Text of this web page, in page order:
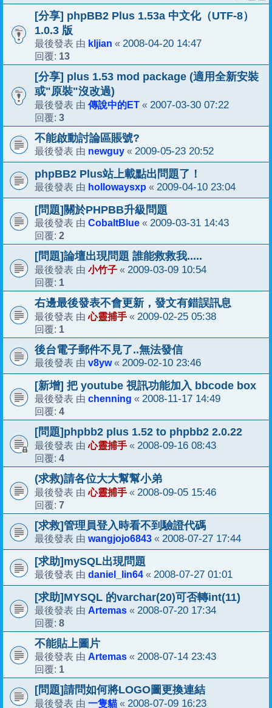
[分享] phpBB2 Plus 1.53a 中文化（UTF-8）
1.0.3 版
最後發表 由 kljian « 2008-04-20 14:47
回覆: 13
[分享] plus 1.53 mod package (適用全新安裝
或"原裝"沒改過)
最後發表 由 傳說中的ET « 2007-03-30 07:22
回覆: 3
不能啟動討論區賬號?
最後發表 由 newguy « 2009-05-23 20:52
phpBB2 Plus站上載點出問題了！
最後發表 由 hollowaysxp « 2009-04-10 23:04
[問題]關於PHPBB升級問題
最後發表 由 CobaltBlue « 2009-03-31 14:43
回覆: 2
[問題]論壇出現問題 誰能救救我.....
最後發表 由 小竹子 « 2009-03-09 10:54
回覆: 1
右邊最後發表不會更新，發文有錯誤訊息
最後發表 由心靈捕手 « 2009-02-25 05:38
回覆: 1
後台電子郵件不見了..無法發信
最後發表 由 v8yw« 2009-02-10 23:46
[新增] 把 youtube 視訊功能加入 bbcode box
最後發表 由 chenning « 2008-11-17 14:49
回覆: 4
[問題]phpbb2 plus 1.52 to phpbb2 2.0.22
最後發表 由心靈捕手 « 2008-09-16 08:43
回覆: 4
(求救)請各位大大幫幫小弟
最後發表 由心靈捕手 « 2008-09-05 15:46
回覆: 7
[求救]管理員登入時看不到驗證代碼
最後發表 由 wangjojo6843 « 2008-07-27 17:44
[求助]mySQL出現問題
最後發表 由 daniel_lin64 « 2008-07-27 01:01
[求助]MYSQL 的varchar(20)可否轉int(11)
最後發表 由 Artemas « 2008-07-20 17:34
回覆: 8
不能貼上圖片
最後發表 由 Artemas « 2008-07-14 23:43
回覆: 1
[問題]請問如何將LOGO圖更換連結
最後發表 由 一隻貓 « 2008-07-09 16:23